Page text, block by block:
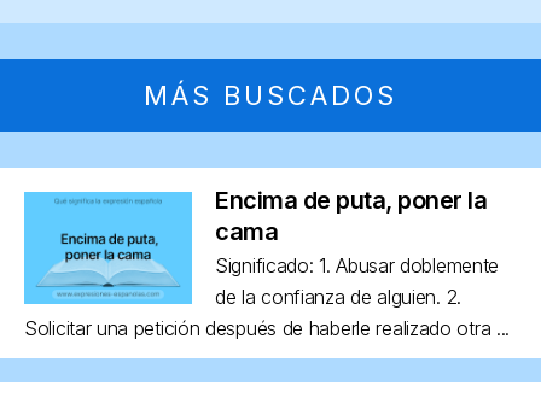
MÁS BUSCADOS
Encima de puta, poner la
cama
Significado: 1. Abusar doblemente
de la confianza de alguien. 2.
Solicitar una petición después de haberle realizado otra ...